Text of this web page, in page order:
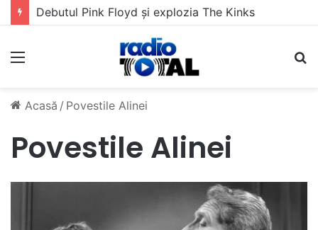
Debutul Pink Floyd și explozia The Kinks
Meniu
Acasă / Povestile Alinei
Povestile Alinei